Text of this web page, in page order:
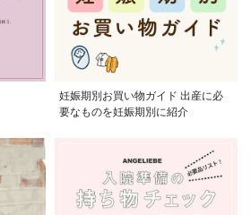
妊娠期別お買い物ガイド 出産に必
要なものを妊娠期別に紹介